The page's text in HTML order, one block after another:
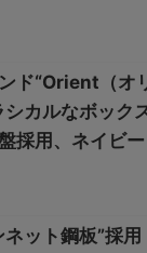
ド“Orient（オ
シカルなボック
採用、ネイビ
ット鋼板”採